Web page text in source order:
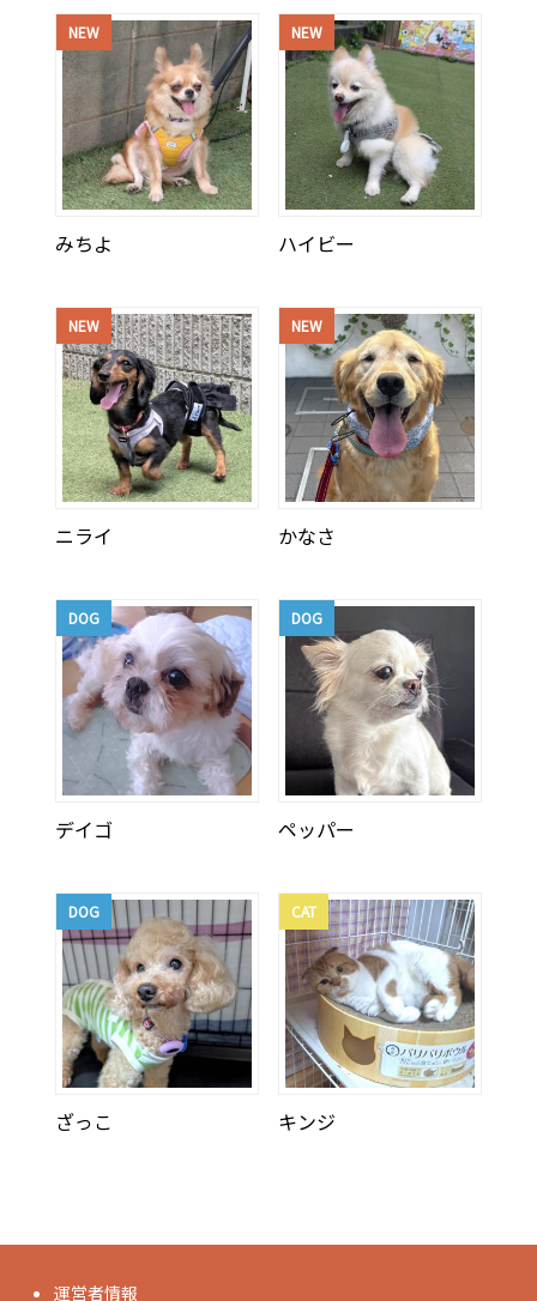
NEW
みちよ
NEW
ハイビー
NEW
ニライ
NEW
かなさ
DOG
デイゴ
DOG
ペッパー
DOG
ざっこ
CAT
キンジ
運営者情報